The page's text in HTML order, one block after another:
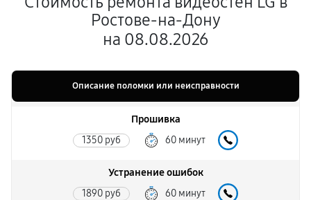
Ростове-на-Дону
на 08.08.2026
Описание поломки или неисправности
Прошивка
1350 руб 60 минут
Устранение ошибок
1890 руб 60 минут